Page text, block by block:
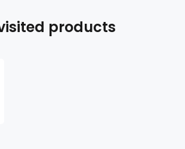
products